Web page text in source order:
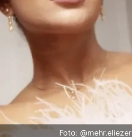
Foto: @mehr.eliezer